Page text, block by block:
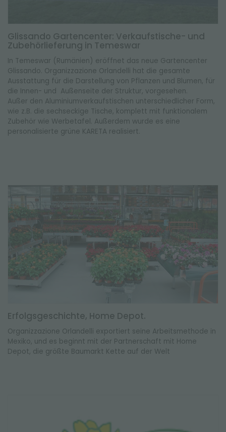
Glissando Gartencenter: Verkaufstische- und
Zubehörlieferung in Temeswar
In Temeswar (Rumänien) eröffnet das neue Gartencenter
Glissando. Organizzazione Orlandelli hat die gesamte
Ausstattung für die Darstellung von Pflanzen und Blumen, für
die Innen- und Außenseite der Struktur, vorgesehen.
Außer den Aluminiumverkaufstischen unterschiedlicher Form,
wie z.B. die sechseckige Tische, komplett mit funktionalem
Zubehör wie Werbetafel. Außerdem wurde es eine
personalisierte grüne KARETA realisiert.
Erfolgsgeschichte, Home Depot.
Organizzazione Orlandelli exportiert seine Arbeitsmethode in
Mexiko, und es beginnt mit der Partnerschaft mit Home
Depot, die größte Baumarkt Kette auf der Welt